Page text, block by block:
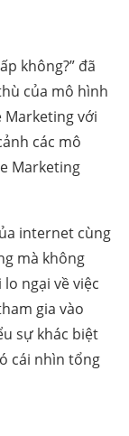
không?” đã
của mô hình
Marketing với
các mô
Marketing
internet cùng
mà không
ngại về việc
gia vào
sự khác biệt
cái nhìn tổng